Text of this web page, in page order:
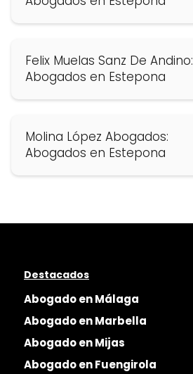
Felix Muelas Sanz De Andino:
Abogados en Estepona
Molina López Abogados:
Abogados en Estepona
Destacados
Abogado en Málaga
Abogado en Marbella
Abogado en Mijas
Abogado en Fuengirola